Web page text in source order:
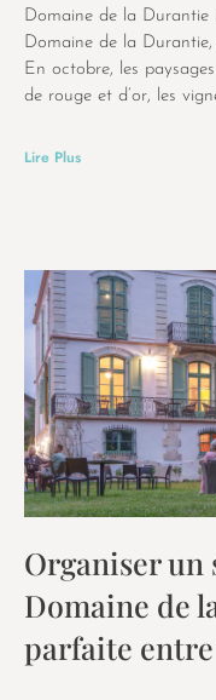
Domaine de la Durantie
Domaine de la
En octobre, les
de rouge et d’or, les
Lire Plus
Organiser un
Domaine de
parfaite